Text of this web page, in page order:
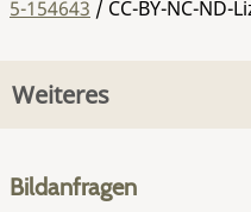
5-154643 / CC-BY-NC-ND-
Weiteres
Bildanfragen